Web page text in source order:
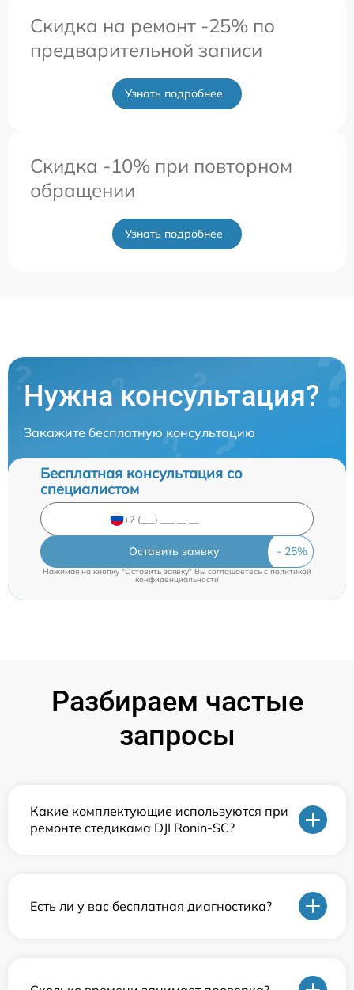
Скидка на ремонт -25% по
предварительной записи
Узнать подробнее
Скидка -10% при повторном
обращении
Узнать подробнее
Нужна консультация?
Закажите бесплатную консультацию
Бесплатная консультация со
специалистом
Оставить заявку
Нажимая на кнопку "Оставить заявку" Вы соглашаетесь c политикой
конфиденциальности
Разбираем частые
запросы
Какие комплектующие используются при
ремонте стедикама DJI Ronin-SC?
Есть ли у вас бесплатная диагностика?